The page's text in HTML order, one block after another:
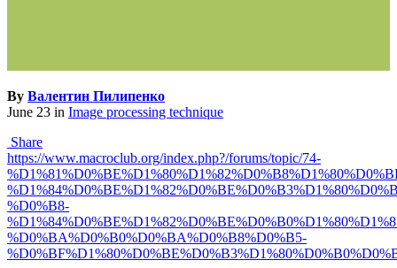
By Валентин Пилипенко
June 23 in Image processing technique
Share
https://www.macroclub.org/index.php?/forums/topic/74-
%D0%B8-
%D0%BA%D0%B0%D0%BA%D0%B8%D0%B5-